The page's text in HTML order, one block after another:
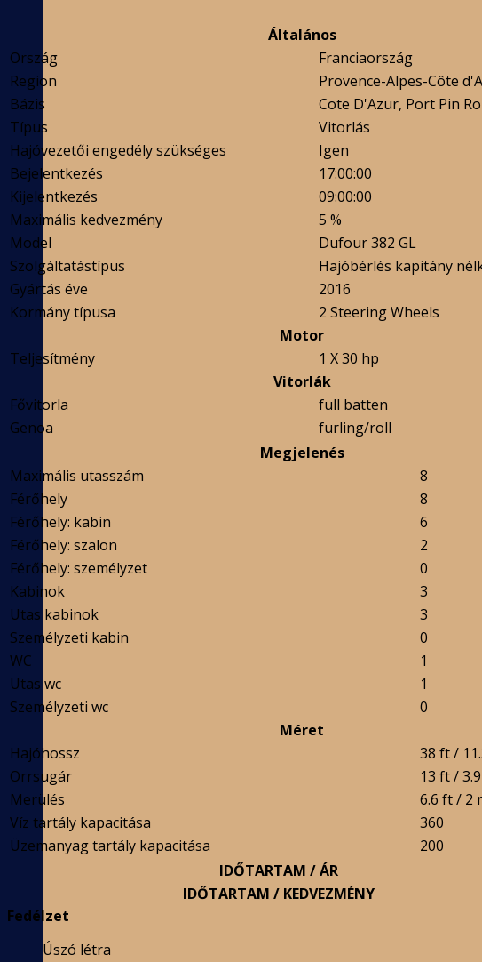
Általános
Ország
Franciaország
Region
Provence-Alpes-Côte
Bázis
Cote D'Azur, Port Pin
Típus
Vitorlás
Hajóvezetői engedély szükséges
Igen
Bejelentkezés
17:00:00
Kijelentkezés
09:00:00
Maximális kedvezmény
5 %
Model
Dufour 382 GL
Szolgáltatástípus
Hajóbérlés kapitány
Gyártás éve
2016
Kormány típusa
2 Steering Wheels
Motor
Teljesítmény
1 X 30 hp
Vitorlák
Fővitorla
full batten
Genoa
furling/roll
Megjelenés
Maximális utasszám
8
Férőhely
8
Férőhely: kabin
6
Férőhely: szalon
2
Férőhely: személyzet
0
Kabinok
3
Utas kabinok
3
Személyzeti kabin
0
WC
1
Utas wc
1
Személyzeti wc
0
Méret
Hajóhossz
38 ft /
Orrsugár
13 ft /
Merülés
6.6 ft / 2
Víz tartály kapacitása
360
Üzemanyag tartály kapacitása
200
IDŐTARTAM / ÁR
IDŐTARTAM / KEDVEZMÉNY
Fedélzet
Úszó létra